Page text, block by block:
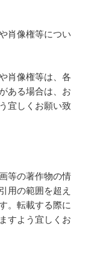
肖像権等につい
肖像権等は、各
ある場合は、お
宜しくお願い致
等の著作物の情
用の範囲を超え
。転載する際に
すよう宜しくお